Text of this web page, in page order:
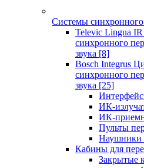
Системы синхронного
Televic Lingua
синхронного
звука [8]
Bosch Integrus
синхронного
звука [25]
ИК-
ИК-
Пульты
Наушники
Кабины для
Закрытые